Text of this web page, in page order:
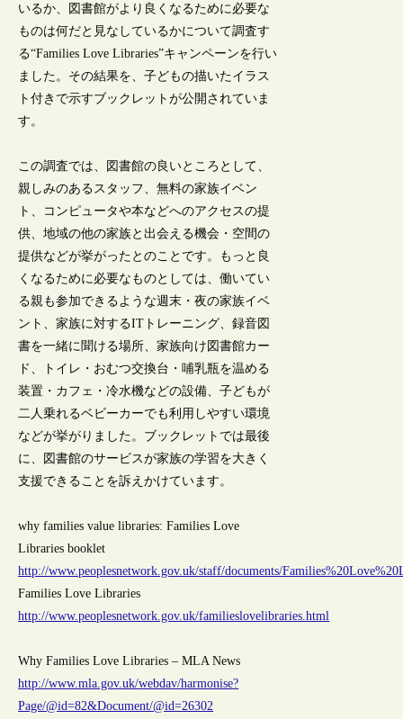
いるか、図書館がより良くなるために必要な
ものは何だと見なしているかについて調査す
る“Families Love Libraries”キャンペーンを行い
ました。その結果を、子どもの描いたイラス
ト付きで示すブックレットが公開されていま
す。
この調査では、図書館の良いところとして、
親しみのあるスタッフ、無料の家族イベン
ト、コンピュータや本などへのアクセスの提
供、地域の他の家族と出会える機会・空間の
提供などが挙がったとのことです。もっと良
くなるために必要なものとしては、働いてい
る親も参加できるような週末・夜の家族イベ
ント、家族に対するITトレーニング、録音図
書を一緒に聞ける場所、家族向け図書館カー
ド、トイレ・おむつ交換台・哺乳瓶を温める
装置・カフェ・冷水機などの設備、子どもが
二人乗れるベビーカーでも利用しやすい環境
などが挙がりました。ブックレットでは最後
に、図書館のサービスが家族の学習を大きく
支援できることを訴えかけています。
why families value libraries: Families Love
Libraries booklet
http://www.peoplesnetwork.gov.uk/staff/documents/
Families Love Libraries
http://www.peoplesnetwork.gov.uk/familieslovelibraries.html
Why Families Love Libraries – MLA News
http://www.mla.gov.uk/webdav/harmonise?
Page/@id=82&Document/@id=26302